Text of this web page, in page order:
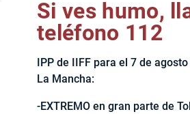
Si ves humo,
teléfono 112
IPP de IIFF para el 7 de
La Mancha:
-EXTREMO en gran parte de